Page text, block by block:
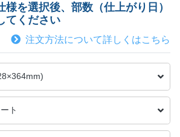
様を選択後、部数（仕上がり日）
てください
注文方法について詳しくはこちら
ト